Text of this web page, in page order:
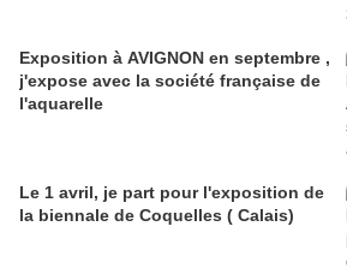
Exposition à AVIGNON en septembre ,
j'expose avec la société française de
l'aquarelle
Le 1 avril, je part pour l'exposition de
la biennale de Coquelles ( Calais)